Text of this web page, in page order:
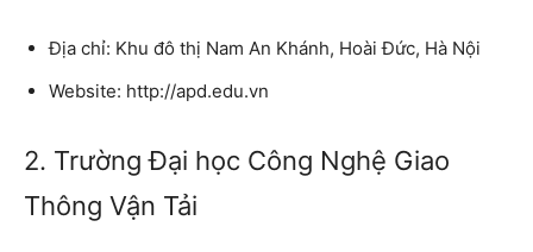
Địa chỉ: Khu đô thị Nam An Khánh, Hoài Đức, Hà Nội
Website: http://apd.edu.vn
2. Trường Đại học Công Nghệ Giao
Thông Vận Tải